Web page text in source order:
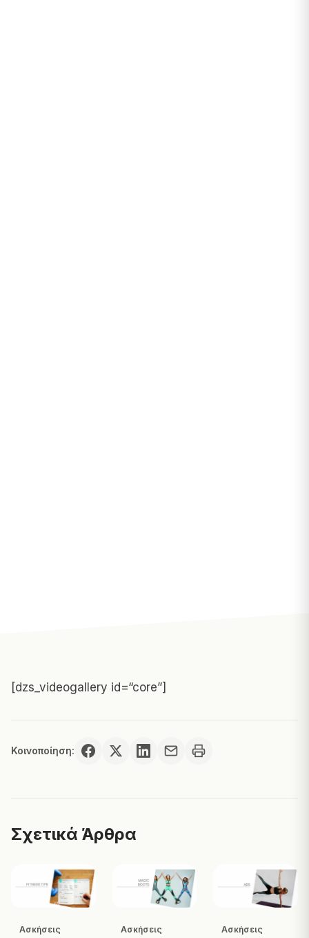
[dzs_videogallery id=“core”]
Κοινοποίηση:
Σχετικά Άρθρα
Ασκήσεις Ασκήσεις Ασκήσεις